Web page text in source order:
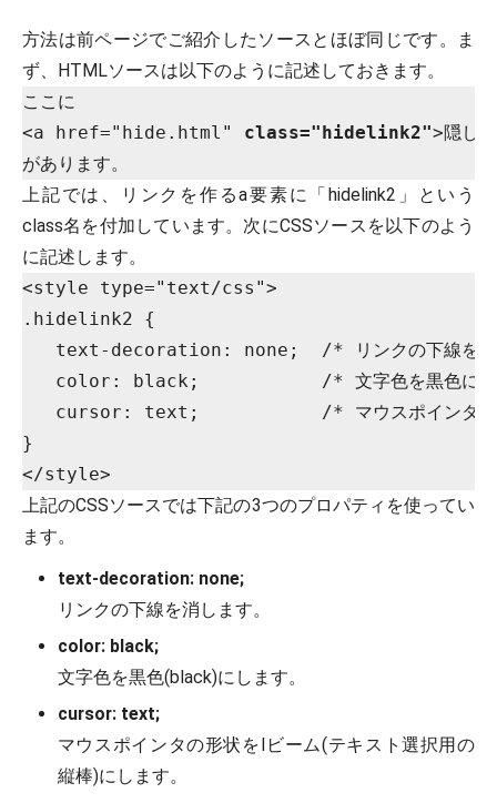
方法は前ページでご紹介したソースとほぼ同じです。ま
ず、HTMLソースは以下のように記述しておきます。
ここに
<a href="hide.html" class="hidelink2">隠し
上記では、リンクを作るa要素に「hidelink2」という
class名を付加しています。次にCSSソースを以下のよう
に記述します。
<style type="text/css">
.hidelink2 {
text-decoration: none;  /* リンクの下線を
color: black;           /* 文字色を黒色に
cursor: text;           /* マウスポインタの
}
上記のCSSソースでは下記の3つのプロパティを使ってい
ます。
text-decoration: none;
リンクの下線を消します。
color: black;
文字色を黒色(black)にします。
cursor: text;
マウスポインタの形状をIビーム(テキスト選択用の
縦棒)にします。